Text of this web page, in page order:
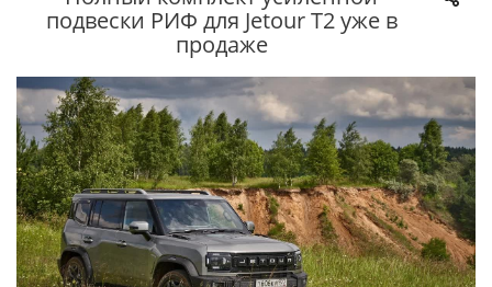
подвески РИФ для Jetour T2 уже в
продаже